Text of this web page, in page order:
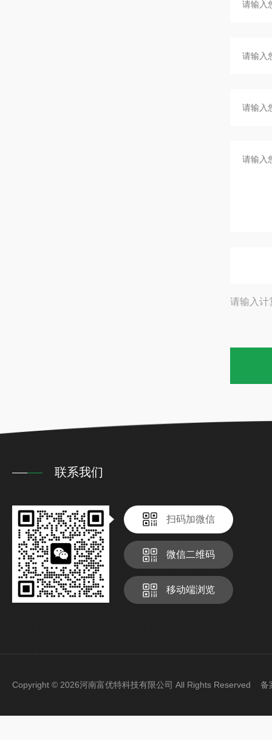
请输入计
联系我们
扫码加微信
微信二维码
移动端浏览
Copyright © 2026河南富优特科技有限公司 All Rights Reserved 备